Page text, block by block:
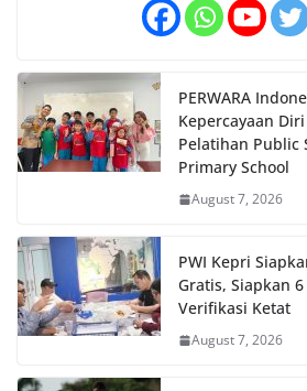
PERWARA
Kepercayaan
Pelatihan Public
Primary School
August 7, 2026
PWI Kepri
Gratis, Siapkan
Verifikasi Ketat
August 7, 2026